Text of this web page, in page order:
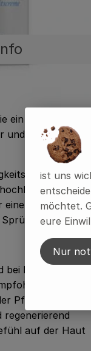
ein
nährenden
eine gesunde
Bedarf
Pflege-Öl als
auf der Haut
ist uns
möchtet.
eure
Nur